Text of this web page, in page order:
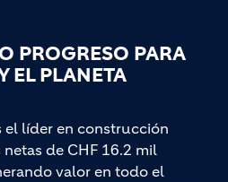
PROGRESO PARA
EL PLANETA
el líder en construcción
de CHF 16.2 mil
valor en todo el